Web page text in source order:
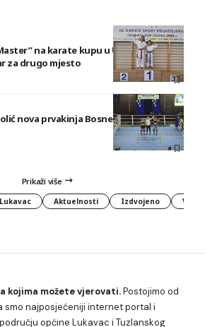
na karate kupu u Usori: Osvojeno
za drugo mjesto
nova prvakinja Bosne i Hercegovine u
Prikaži više
Lukavac Aktuelnosti Izdvojeno
kojima možete vjerovati.Postojimo od
najposjećeniji internet portal i
općine Lukavac i Tuzlanskog